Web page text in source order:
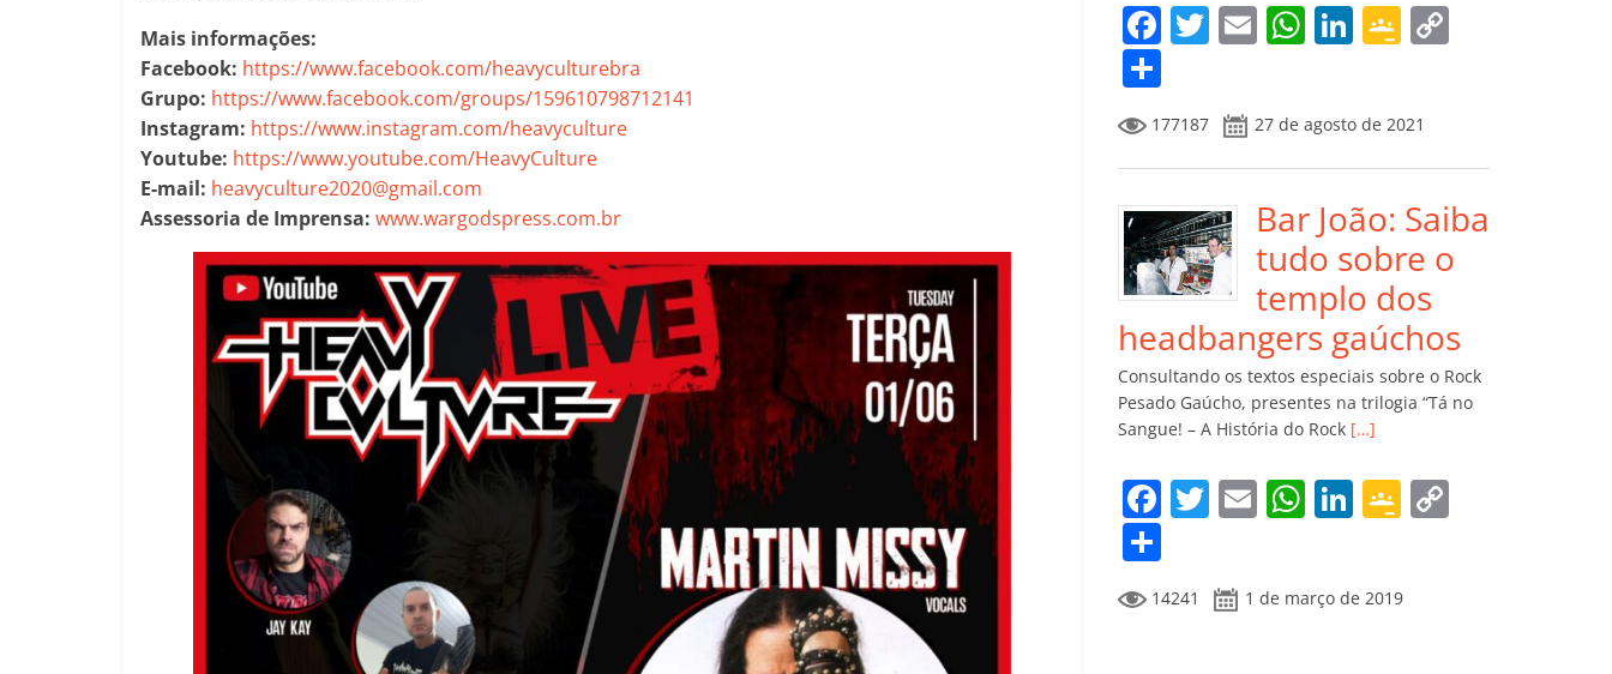
Mais informações:
Facebook: https://www.facebook.com/heavyculturebra
Grupo: https://www.facebook.com/groups/159610798712141
Instagram: https://www.instagram.com/heavyculture
Youtube: https://www.youtube.com/HeavyCulture
E-mail: heavyculture2020@gmail.com
Assessoria de Imprensa: www.wargodspress.com.br
F
e
b
o
o
k
T
itt
er
E
l
W
s
A
p
p
Li
e
dI
n
G
gl
e
Cl
a
ss
ro
o
m
Li
n
k
o
m
p
ar
til
h
ar
177187 27 de agosto de 2021
Bar João: Saiba
tudo sobre o
templo dos
headbangers gaúchos
Consultando os textos especiais sobre o Rock
Pesado Gaúcho, presentes na trilogia “Tá no
Sangue! – A História do Rock […]
F
e
T
itt
er
E
l
W
s
Li
e
G
gl
o
m
14241 1 de março de 2019